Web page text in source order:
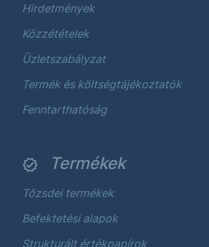
Hirdetmények
Közzétételek
Üzletszabályzat
Termék és költségtájékoztatók
Fenntarthatóság
Termékek
Tőzsdei termékek
Befektetési alapok
Strukturált értékpapírok